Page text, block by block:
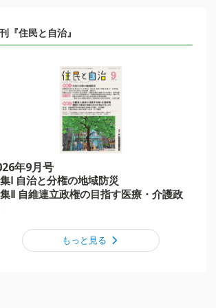
『住民と自治』
年9月号
Ⅰ 自治と分権の地域防災
Ⅱ 自維連立政権の目指す医療・介護政
もっと見る